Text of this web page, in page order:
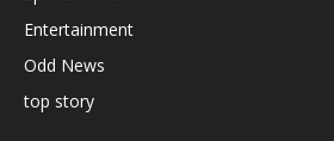
Entertainment
Odd News
top story